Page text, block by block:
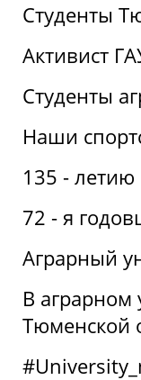
Студенты
Активист
Студенты
Наши
135 - летию
72 - я
Аграрный
В аграрном
Тюменской